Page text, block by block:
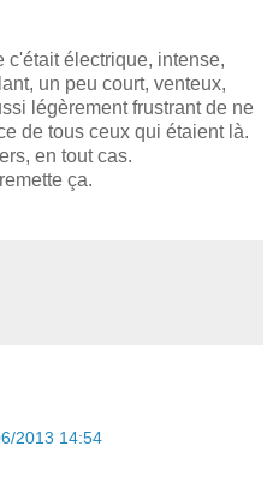
c'était électrique, intense,
un peu court, venteux,
légèrement frustrant de ne
de tous ceux qui étaient là.
en tout cas.
ça.
2013 14:54